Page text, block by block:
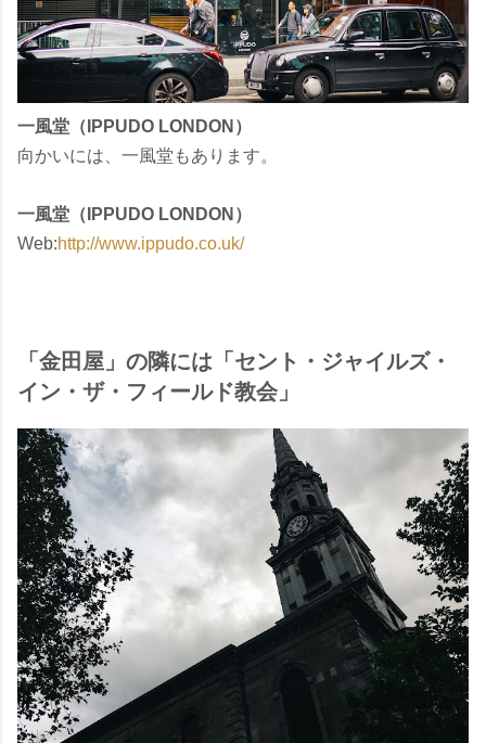
一風堂（IPPUDO LONDON）
向かいには、一風堂もあります。
一風堂（IPPUDO LONDON）
Web:http://www.ippudo.co.uk/
「金田屋」の隣には「セント・ジャイルズ・
イン・ザ・フィールド教会」